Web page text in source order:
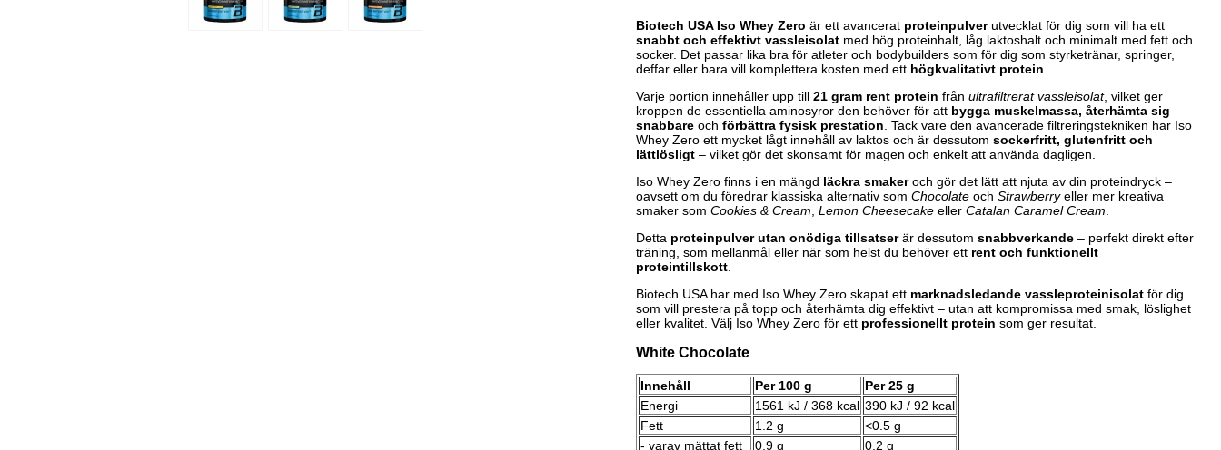
Biotech USA Iso Whey Zero är ett avancerat proteinpulverutvecklat för dig som vill ha ett
snabbt och effektivt vassleisolat med hög proteinhalt, låg laktoshalt och minimalt med fett och
socker. Det passar lika bra för atleter och bodybuilders som för dig som styrketränar, springer,
deffar eller bara vill komplettera kosten med ett högkvalitativt protein
Varje portion innehåller upp till 21 gram rent protein från ultrafiltrerat vassleisolat, vilket ger
kroppen de essentiella aminosyror den behöver för att bygga muskelmassa, återhämta sig
snabbare och förbättra fysisk prestation . Tack vare den avancerade filtreringstekniken har Iso
Whey Zero ett mycket lågt innehåll av laktos och är dessutom sockerfritt, glutenfritt och
lättlösligt – vilket gör det skonsamt för magen och enkelt att använda dagligen.
Iso Whey Zero finns i en mängd läckra smakeroch gör det lätt att njuta av din proteindryck –
oavsett om du föredrar klassiska alternativ som Chocolate och Strawberryeller mer kreativa
smaker som Cookies & Cream Lemon Cheesecake eller Catalan Caramel Cream
Detta proteinpulver utan onödiga tillsatserär dessutom snabbverkande – perfekt direkt efter
träning, som mellanmål eller när som helst du behöver ett rent och funktionellt
proteintillskott
Biotech USA har med Iso Whey Zero skapat ett marknadsledande vassleproteinisolat för dig
som vill prestera på topp och återhämta dig effektivt – utan att kompromissa med smak, löslighet
eller kvalitet. Välj Iso Whey Zero för ett professionellt protein som ger resultat.
White Chocolate
Innehåll Per 100 g
Per 25 g
Energi
1561 kJ / 368 kcal 390 kJ / 92 kcal
Fett
1.2 g
<0.5 g
- varav mättat fett
0.9 g
0.2 g